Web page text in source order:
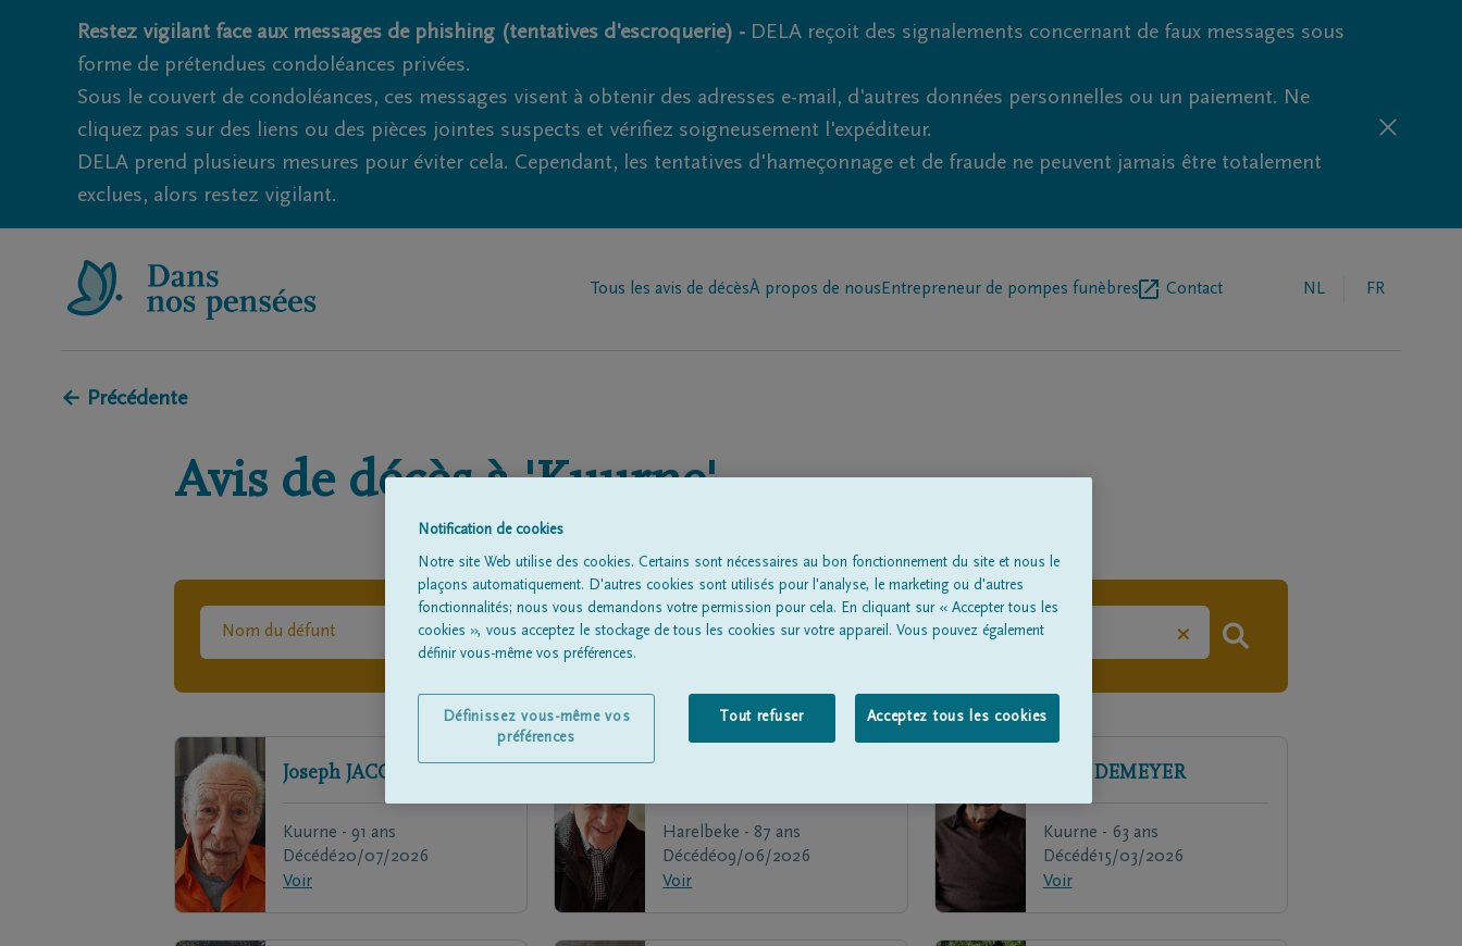
Restez vigilant face aux messages de phishing (tentatives d'escroquerie) - DELA reçoit des signalements concernant de faux messages sous
forme de prétendues condoléances privées.
Sous le couvert de condoléances, ces messages visent à obtenir des adresses e-mail, d'autres données personnelles ou un paiement. Ne
cliquez pas sur des liens ou des pièces jointes suspects et vérifiez soigneusement l'expéditeur.
DELA prend plusieurs mesures pour éviter cela. Cependant, les tentatives d'hameçonnage et de fraude ne peuvent jamais être totalement
exclues, alors restez vigilant.
Tous les avis de décèsÀ propos de nous Entrepreneur de pompes funèbres Contact NL FR
← Précédente
Avis de décès à 'Kuurne'
×
Joseph JACOBS
Kuurne - 91 ans
Décédé20/07/2026
Voir
Harelbeke - 87 ans
Décédé09/06/2026
Voir
DEMEYER
Kuurne - 63 ans
Décédé15/03/2026
Voir
Notification de cookies
Notre site Web utilise des cookies. Certains sont nécessaires au bon fonctionnement du site et nous le
plaçons automatiquement. D'autres cookies sont utilisés pour l'analyse, le marketing ou d'autres
fonctionnalités; nous vous demandons votre permission pour cela. En cliquant sur « Accepter tous les
cookies », vous acceptez le stockage de tous les cookies sur votre appareil. Vous pouvez également
définir vous-même vos préférences.
Tout refuser Acceptez tous les cookies
Définissez vous-même vos
préférences